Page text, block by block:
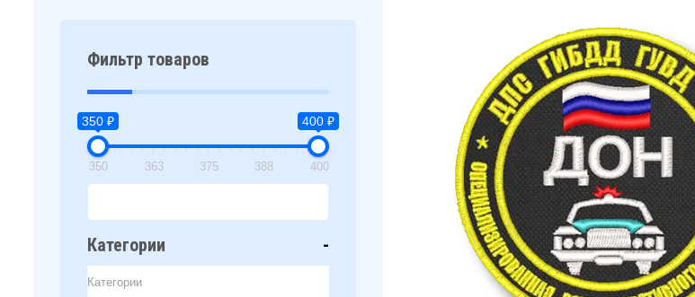
Фильтр товаров
350 ₽ 400 ₽
350 363 375 388 400
Категории -